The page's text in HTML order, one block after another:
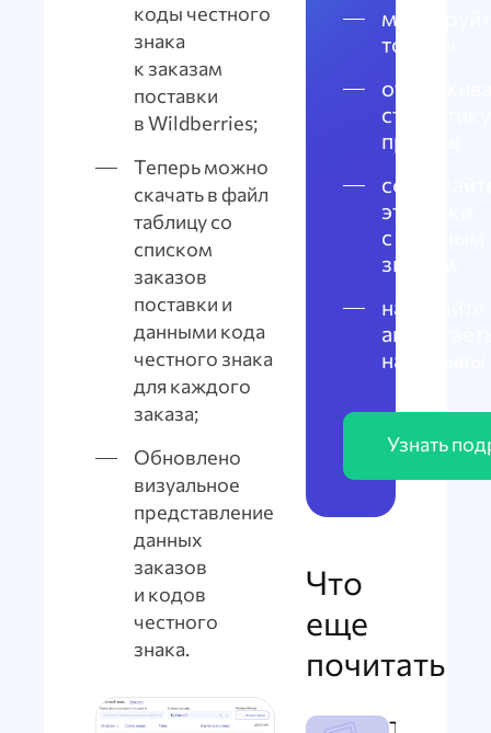
коды честного
знака
к заказам
поставки
в Wildberries;
Теперь можно
скачать в файл
таблицу со
списком
заказов
поставки и
данными кода
честного знака
для каждого
заказа;
Обновлено
визуальное
представление
данных
заказов
и кодов
честного
знака.
товары
статистику
продаж
этикетки
с честным
знаком
настройте
на отзывы
Узнать
Что
еще
почитать